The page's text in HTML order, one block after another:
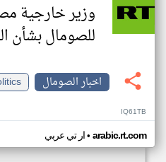
وزير خارجية
للصومال بشأن
اخبار الصومال
IQ61TB
ار تي عربي• arabic.rt.com